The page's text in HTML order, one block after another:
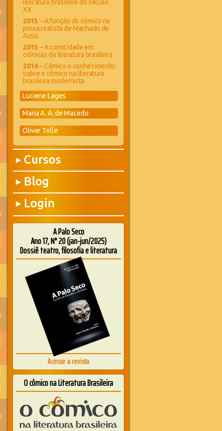
literatura brasileira do século
XX
2015 – A função do cômico na
prosa realista de Machado de
Assis
2015 – A comicidade em
crônicas da literatura brasileira
2016– Cômico e conhecimento:
sobre o cômico na literatura
brasileira modernista
Luciene Lages
Maria A. A. de Macedo
Oliver Tolle
▶ Cursos
▶ Blog
▶ Login
A Palo Seco
Ano 17, N° 20 (jan-jun/2025)
Dossiê teatro, filosofia e literatura
Acesse a revista
O cômico na Literatura Brasileira